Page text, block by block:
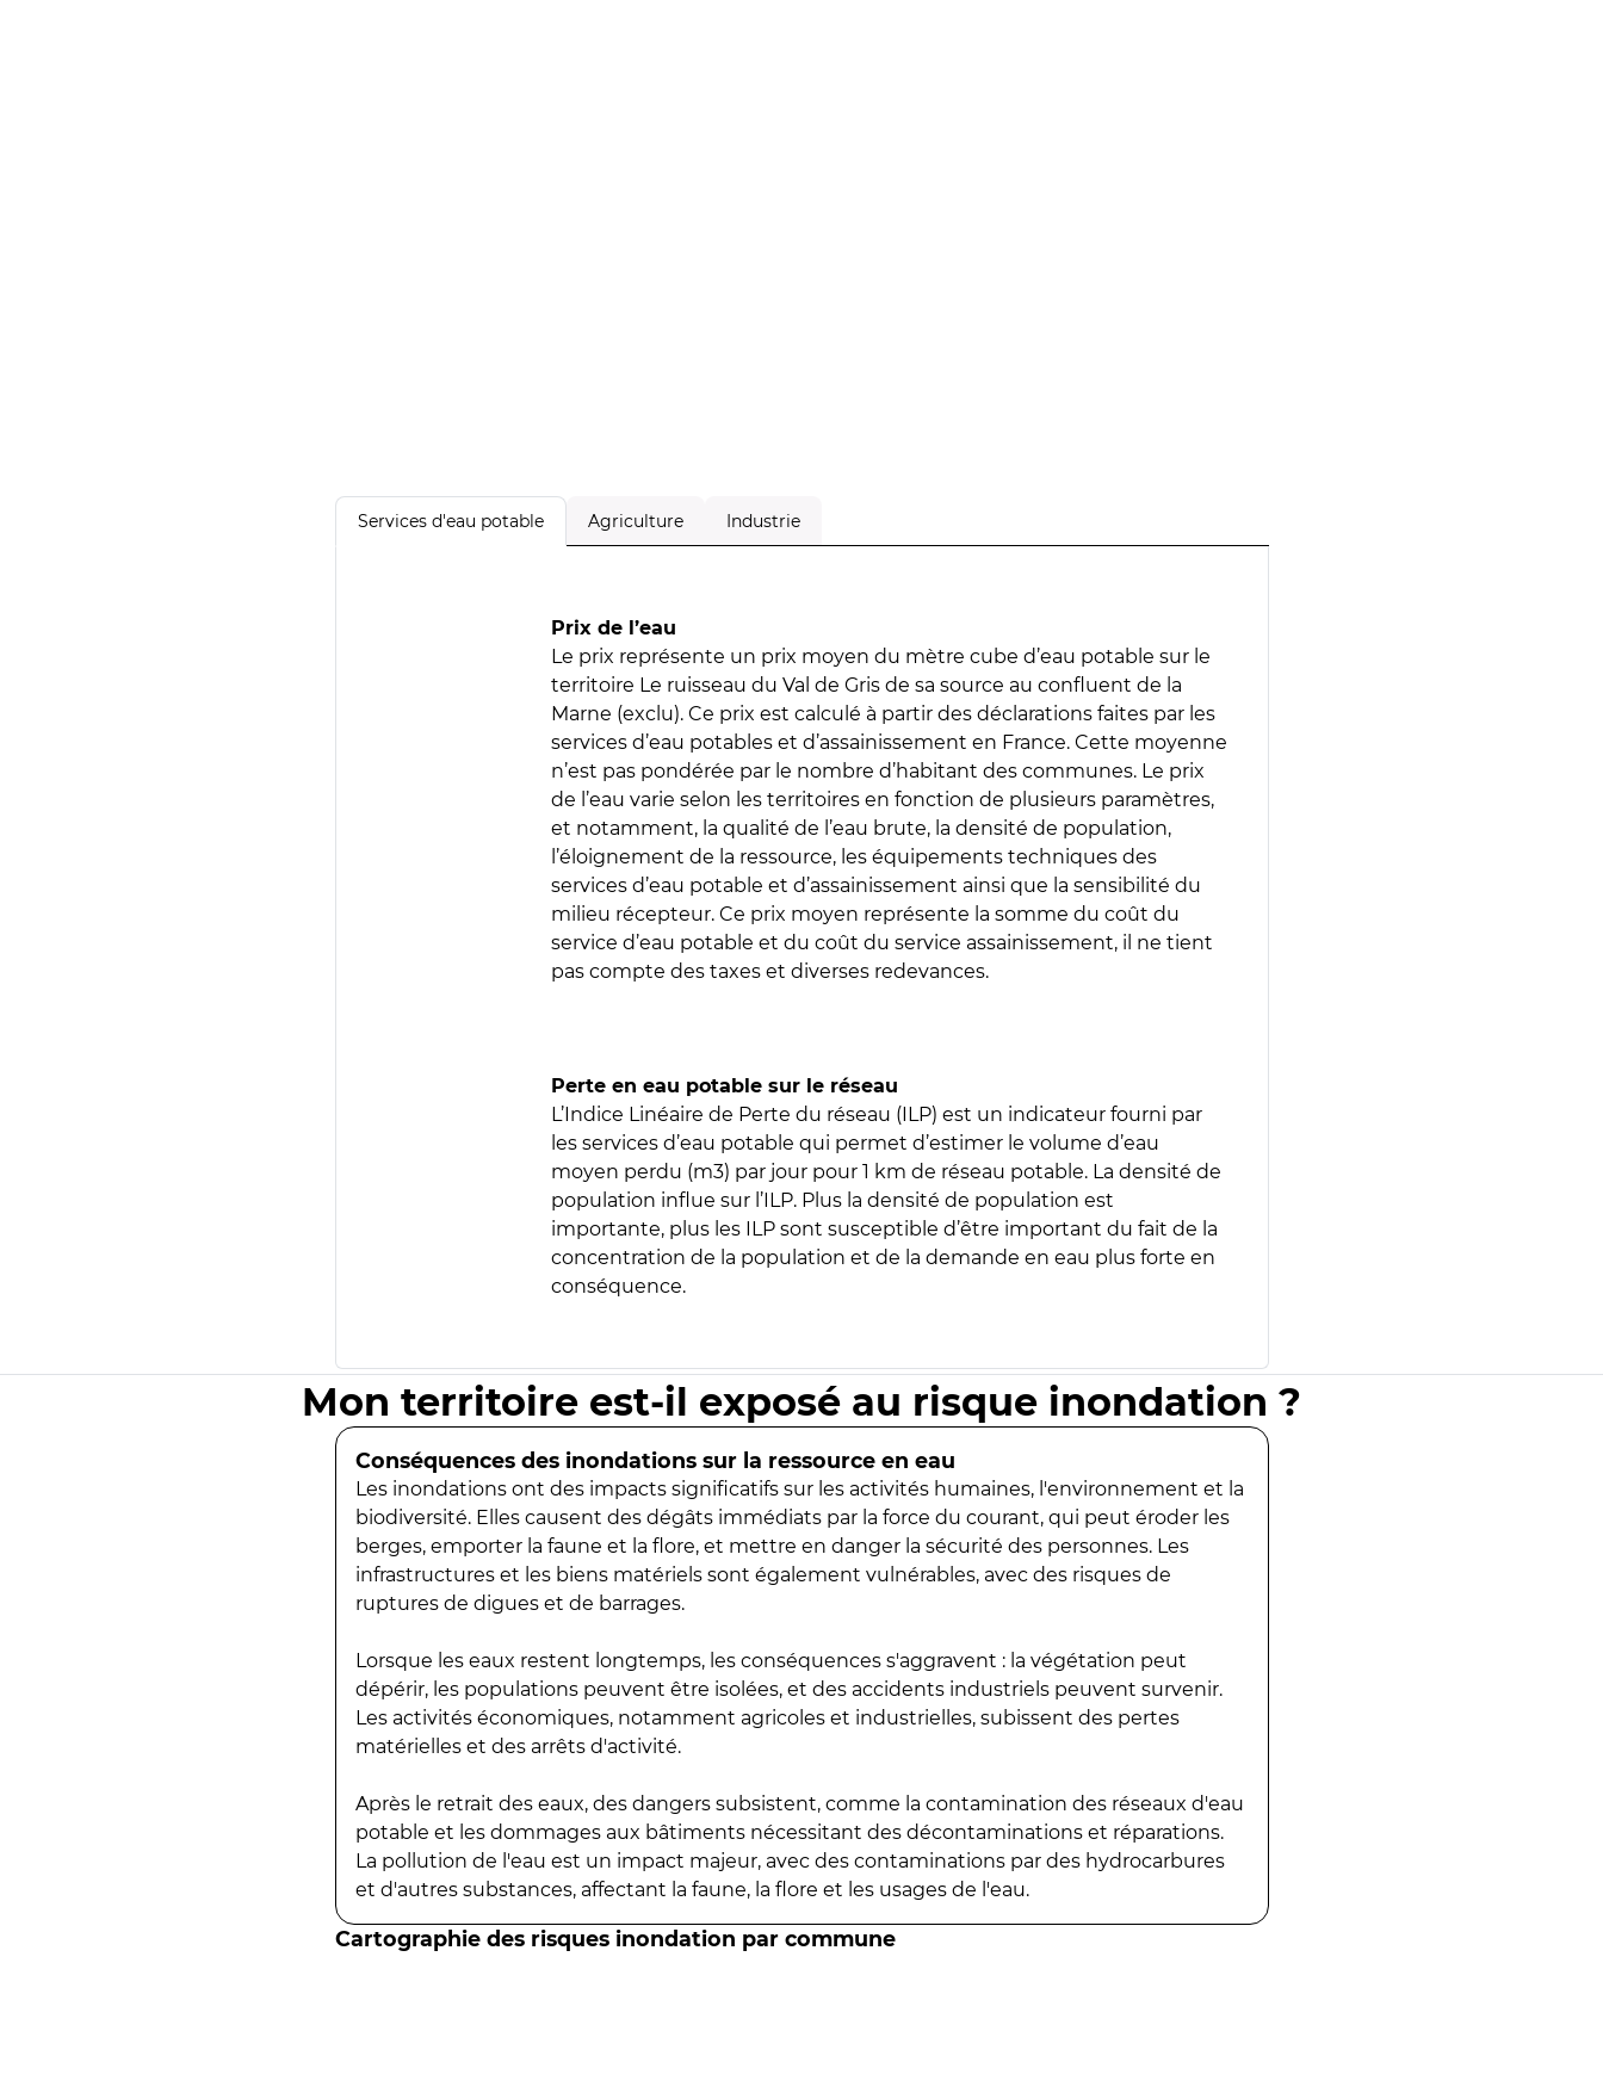
Services d'eau potable Agriculture Industrie
Prix de l’eau
Le prix représente un prix moyen du mètre cube d’eau potable sur le
territoire Le ruisseau du Val de Gris de sa source au confluent de la
Marne (exclu). Ce prix est calculé à partir des déclarations faites par les
services d’eau potables et d’assainissement en France. Cette moyenne
n’est pas pondérée par le nombre d’habitant des communes. Le prix
de l’eau varie selon les territoires en fonction de plusieurs paramètres,
et notamment, la qualité de l’eau brute, la densité de population,
l’éloignement de la ressource, les équipements techniques des
services d’eau potable et d’assainissement ainsi que la sensibilité du
milieu récepteur. Ce prix moyen représente la somme du coût du
service d’eau potable et du coût du service assainissement, il ne tient
pas compte des taxes et diverses redevances.
Perte en eau potable sur le réseau
L’Indice Linéaire de Perte du réseau (ILP) est un indicateur fourni par
les services d’eau potable qui permet d’estimer le volume d’eau
moyen perdu (m3) par jour pour 1 km de réseau potable. La densité de
population influe sur l’ILP. Plus la densité de population est
importante, plus les ILP sont susceptible d’être important du fait de la
concentration de la population et de la demande en eau plus forte en
conséquence.
Mon territoire est-il exposé au risque inondation ?
Conséquences des inondations sur la ressource en eau
Les inondations ont des impacts significatifs sur les activités humaines, l'environnement et la
biodiversité. Elles causent des dégâts immédiats par la force du courant, qui peut éroder les
berges, emporter la faune et la flore, et mettre en danger la sécurité des personnes. Les
infrastructures et les biens matériels sont également vulnérables, avec des risques de
ruptures de digues et de barrages.
Lorsque les eaux restent longtemps, les conséquences s'aggravent : la végétation peut
dépérir, les populations peuvent être isolées, et des accidents industriels peuvent survenir.
Les activités économiques, notamment agricoles et industrielles, subissent des pertes
matérielles et des arrêts d'activité.
Après le retrait des eaux, des dangers subsistent, comme la contamination des réseaux d'eau
potable et les dommages aux bâtiments nécessitant des décontaminations et réparations.
La pollution de l'eau est un impact majeur, avec des contaminations par des hydrocarbures
et d'autres substances, affectant la faune, la flore et les usages de l'eau.
Cartographie des risques inondation par commune